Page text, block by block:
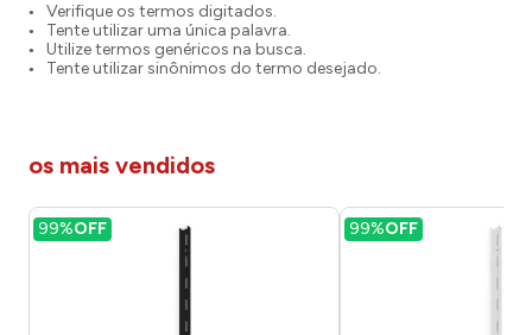
Verifique os termos digitados.
Tente utilizar uma única palavra.
Utilize termos genéricos na busca.
Tente utilizar sinônimos do termo desejado.
os mais vendidos
99%OFF 99%OFF